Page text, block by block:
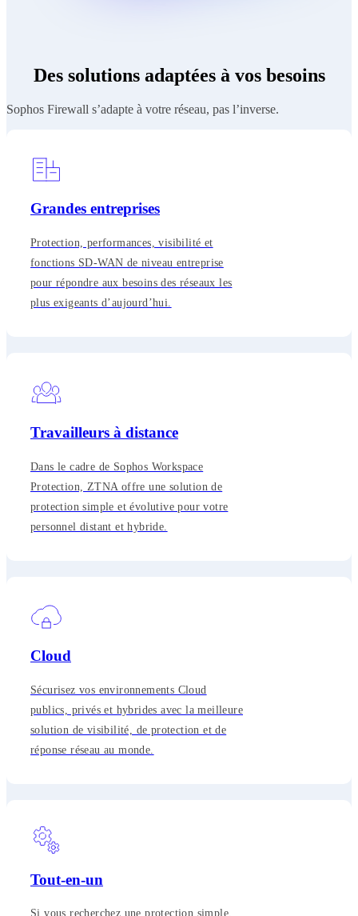
Des solutions adaptées à vos besoins
Sophos Firewall s’adapte à votre réseau, pas l’inverse.
Grandes entreprises
Protection, performances, visibilité et
fonctions SD-WAN de niveau entreprise
pour répondre aux besoins des réseaux les
plus exigeants d’aujourd’hui.
Travailleurs à distance
Dans le cadre de Sophos Workspace
Protection, ZTNA offre une solution de
protection simple et évolutive pour votre
personnel distant et hybride.
Cloud
Sécurisez vos environnements Cloud
publics, privés et hybrides avec la meilleure
solution de visibilité, de protection et de
réponse réseau au monde.
Tout-en-un
Si vous recherchez une protection simple,